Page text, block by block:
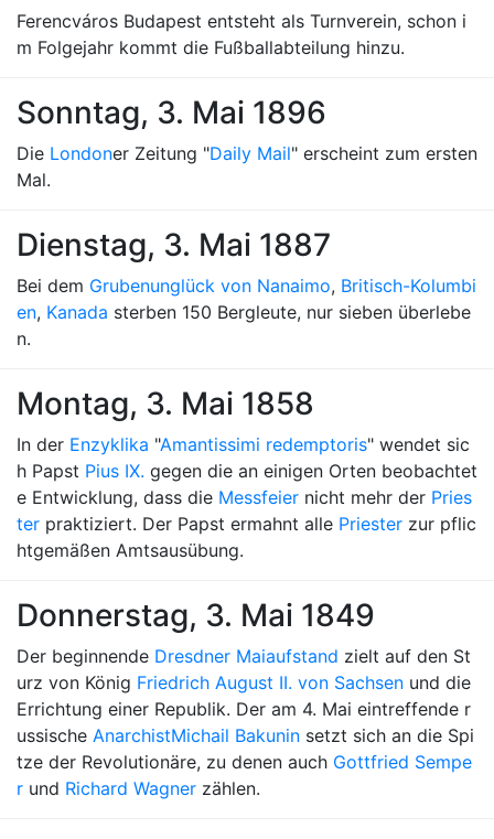
Ferencváros Budapest entsteht als Turnverein, schon i
m Folgejahr kommt die Fußballabteilung hinzu.
Sonntag, 3. Mai 1896
Die Londoner Zeitung "Daily Mail" erscheint zum ersten
Mal.
Dienstag, 3. Mai 1887
Bei dem Grubenunglück von Nanaimo, Britisch-Kolumbi
en, Kanada sterben 150 Bergleute, nur sieben überlebe
n.
Montag, 3. Mai 1858
In der Enzyklika "Amantissimi redemptoris" wendet sic
h Papst Pius IX. gegen die an einigen Orten beobachtet
e Entwicklung, dass die Messfeier nicht mehr der Pries
ter praktiziert. Der Papst ermahnt alle Priester zur pflic
htgemäßen Amtsausübung.
Donnerstag, 3. Mai 1849
Der beginnende Dresdner Maiaufstand zielt auf den St
urz von König Friedrich August II. von Sachsen und die
Errichtung einer Republik. Der am 4. Mai eintreffende r
ussische AnarchistMichail Bakunin setzt sich an die Spi
tze der Revolutionäre, zu denen auch Gottfried Sempe
r und Richard Wagner zählen.